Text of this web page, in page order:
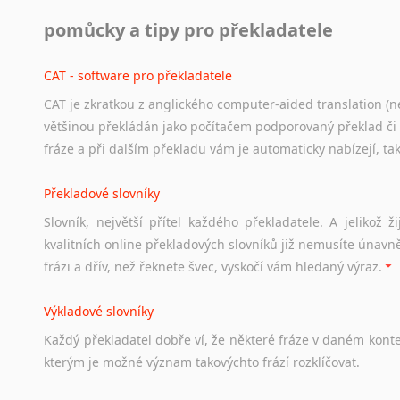
Odkazy poskytující cenné informace nekomerčního
Studium v Austrálii
Soubor odkazů užitečných všem, kteří uvažují o studiu v
a zázemí, australské univerzity a samozřejmě i osobní
Práce v Austrálii
Odkazy poskytující cenné informace nekomerčního
hledat práci na internetu případně osobní zkušenosti
Hledáte-li
práci
stejná obecná pravidla, jako pro český životopis. Tak dost
pomůcky a tipy pro překladatele
CAT - software pro překladatele
CAT je zkratkou z anglického computer-aided translation
většinou překládán jako počítačem podporovaný překlad
fráze a při dalším překladu vám je automaticky nabízejí,
Překladové slovníky
Slovník, největší přítel každého překladatele. A jelikož
kvalitních online překladových slovníků již nemusíte
frázi a dřív, než řeknete švec, vyskočí vám hledaný výraz.
Výkladové slovníky
Každý překladatel dobře ví, že některé fráze v daném
kterým je možné význam takovýchto frází rozklíčovat.